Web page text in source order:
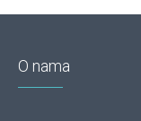
O nama